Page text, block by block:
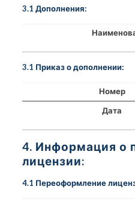
3.1 Дополнения:
3.1 Приказ о дополнении:
Номер
Дата
4. Информация о
лицензии:
4.1 Переоформление